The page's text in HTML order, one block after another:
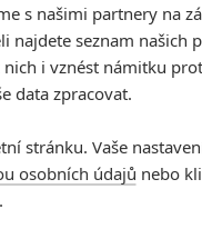
s našimi partnery na
najdete seznam našich
i vznést námitku
data zpracovat.
stránku. Vaše
osobních údajů nebo